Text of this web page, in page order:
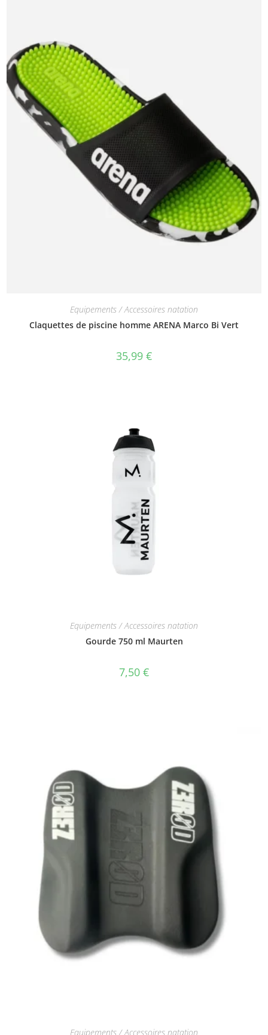
Equipements / Accessoires natation
Claquettes de piscine homme ARENA Marco Bi Vert
35,99 €
Equipements / Accessoires natation
Gourde 750 ml Maurten
7,50 €
Equipements / Accessoires natation